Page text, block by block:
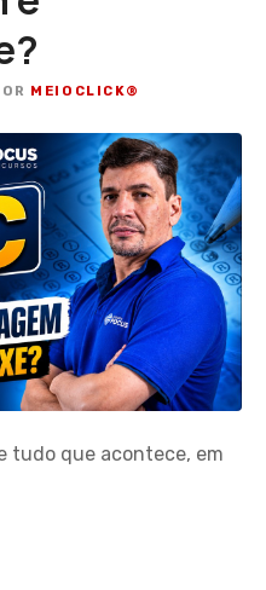
MEIOCLICK®
tudo que acontece, em